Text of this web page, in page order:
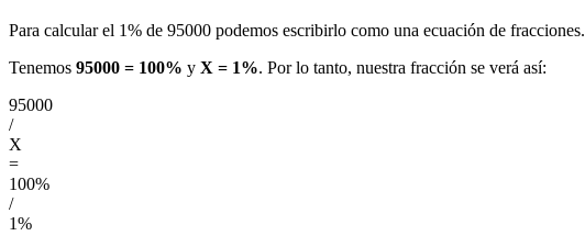
Para calcular el 1% de 95000 podemos escribirlo como una ecuación de fracciones.
Tenemos 95000 = 100% y X = 1%. Por lo tanto, nuestra fracción se verá así:
95000
/
X
=
100%
/
1%